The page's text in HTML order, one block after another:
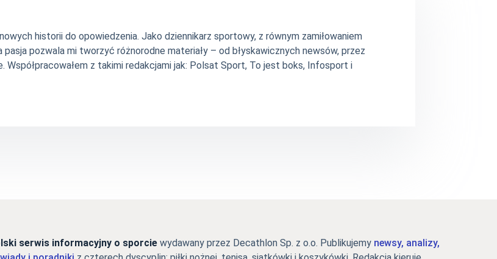
historii do opowiedzenia. Jako dziennikarz sportowy, z równym zamiłowaniem
pozwala mi tworzyć różnorodne materiały – od błyskawicznych newsów, przez
z takimi redakcjami jak: Polsat Sport, To jest boks, Infosport i
serwis informacyjny o sporciewydawany przez Decathlon Sp. z o.o. Publikujemy newsy, analizy,